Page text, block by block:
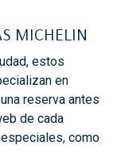
MICHELIN
estos
en
reserva antes
de cada
como